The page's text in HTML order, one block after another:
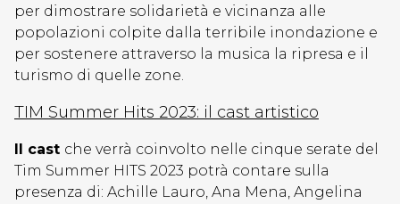
per dimostrare solidarietà e vicinanza alle
popolazioni colpite dalla terribile inondazione e
per sostenere attraverso la musica la ripresa e il
turismo di quelle zone.
TIM Summer Hits 2023: il cast artistico
Il cast che verrà coinvolto nelle cinque serate del
Tim Summer HITS 2023 potrà contare sulla
presenza di: Achille Lauro, Ana Mena, Angelina